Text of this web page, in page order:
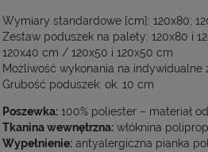
Wymiary standardowe [cm]: 120x80;
Zestaw poduszek na palety: 120x80 i
120x40 cm / 120x50 i 120x50 cm
Możliwość wykonania na
Grubość poduszek: ok. 10 cm
Poszewka: 100% poliester – materiał
Tkanina wewnętrzna: włóknina
Wypełnienie: antyalergiczna pianka